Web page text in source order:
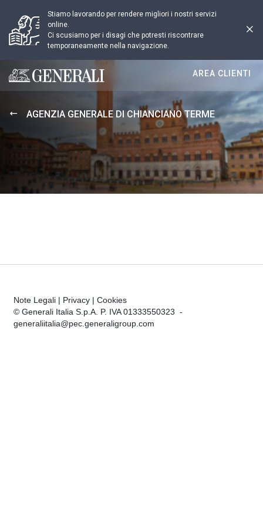
Stiamo lavorando per rendere migliori i nostri servizi
online.
Ci scusiamo per i disagi che potresti riscontrare
temporaneamente nella navigazione.
Generali logo
AREA CLIENTI
AGENZIA GENERALE DI CHIANCIANO TERME
Note Legali | Privacy | Cookies
© Generali Italia S.p.A. P. IVA 01333550323 -
generaliitalia@pec.generaligroup.com